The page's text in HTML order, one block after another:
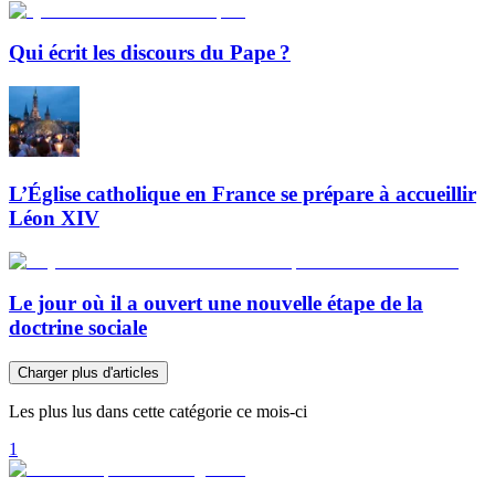
Qui écrit les discours du Pape ?
L’Église catholique en France se prépare à accueillir
Léon XIV
Le jour où il a ouvert une nouvelle étape de la
doctrine sociale
Charger plus d'articles
Les plus lus dans cette catégorie ce mois-ci
1